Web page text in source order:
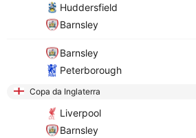
Huddersfield
Barnsley
Barnsley
Peterborough
Copa da Inglaterra
Liverpool
Barnsley